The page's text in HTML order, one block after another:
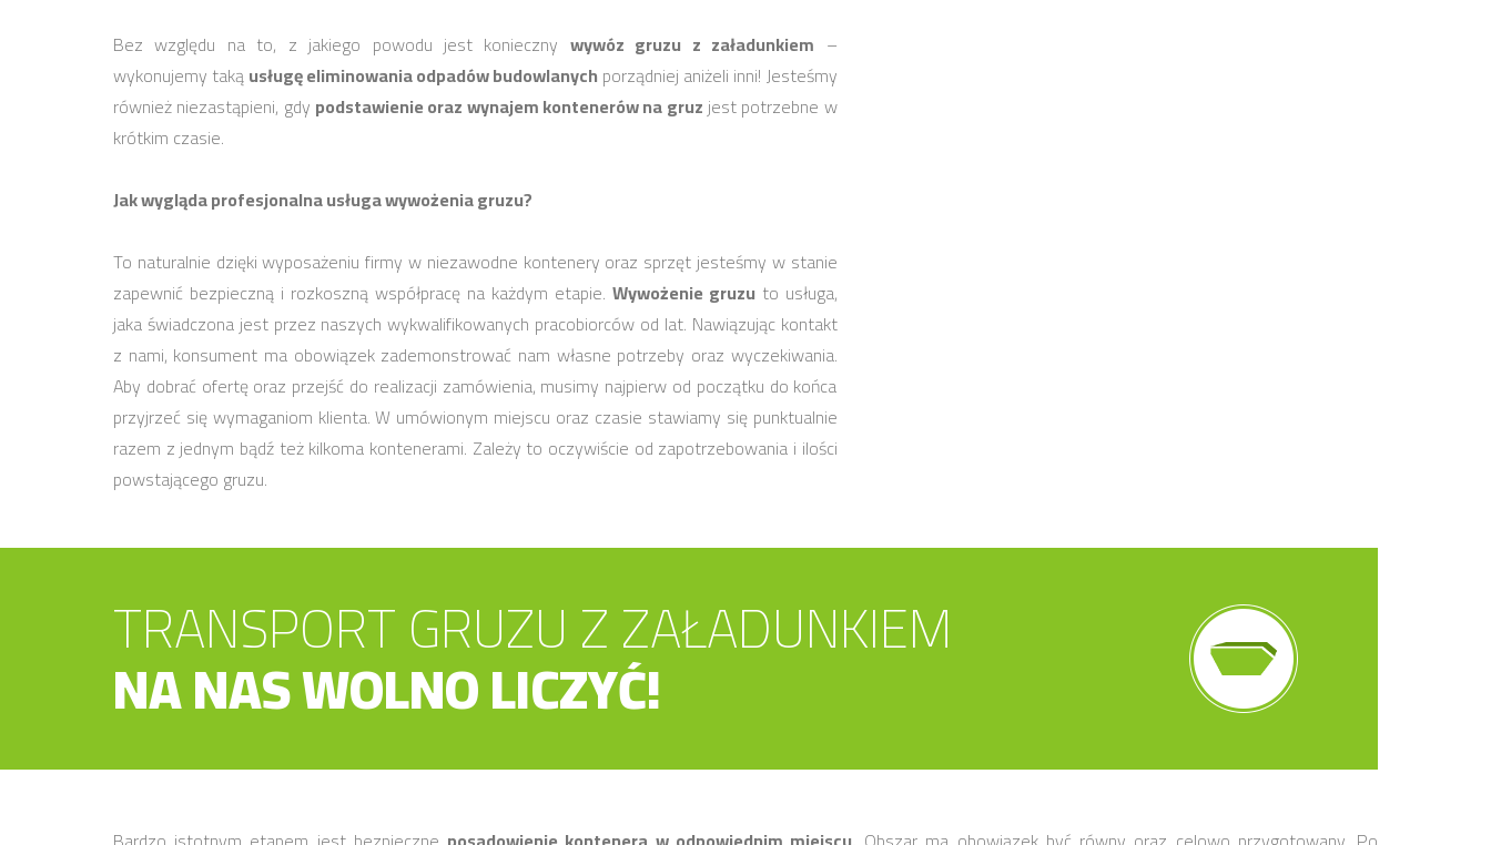
Bez względu na to, z jakiego powodu jest konieczny wywóz gruzu z załadunkiem –
wykonujemy takąusługę eliminowania odpadów budowlanych porządniej aniżeli inni! Jesteśmy
również niezastąpieni, gdy podstawienie oraz wynajem kontenerów na gruzjest potrzebne w
krótkim czasie.
Jak wygląda profesjonalna usługa wywożenia gruzu?
To naturalnie dzięki wyposażeniu firmy w niezawodne kontenery oraz sprzęt jesteśmy w stanie
zapewnić bezpieczną i rozkoszną współpracę na każdym etapie. Wywożenie gruzu to usługa,
jaka świadczona jest przez naszych wykwalifikowanych pracobiorców od lat. Nawiązując kontakt
z nami, konsument ma obowiązek zademonstrować nam własne potrzeby oraz wyczekiwania.
Aby dobrać ofertę oraz przejść do realizacji zamówienia, musimy najpierw od początku do końca
przyjrzeć się wymaganiom klienta. W umówionym miejscu oraz czasie stawiamy się punktualnie
razem z jednym bądź też kilkoma kontenerami. Zależy to oczywiście od zapotrzebowania i ilości
powstającego gruzu.
TRANSPORT GRUZU Z ZAŁADUNKIEM
NA NAS WOLNO LICZYĆ!